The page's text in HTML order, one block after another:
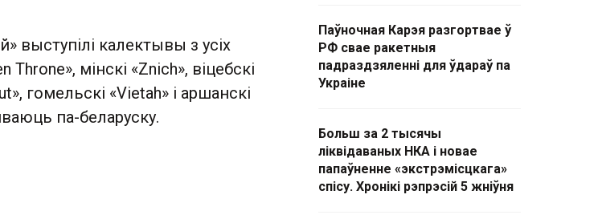
выступілі калектывы з усіх
Throne», мінскі «Znich», віцебскі
гомельскі «Vietah» і аршанскі
па-беларуску.
Паўночная Карэя разгортвае ў
РФ свае ракетныя
падраздзяленні для ўдараў па
Украіне
Больш за 2 тысячы
ліквідаваных НКА і новае
папаўненне «экстрэмісцкага»
спісу. Хронікі рэпрэсій 5 жніўня